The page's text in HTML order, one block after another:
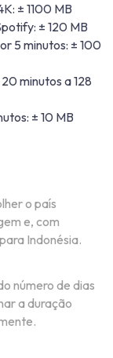
± 1100 MB
± 120 MB
5 minutos: ± 100
minutos a 128
± 10 MB
o país
e, com
Indonésia.
número de dias
a duração